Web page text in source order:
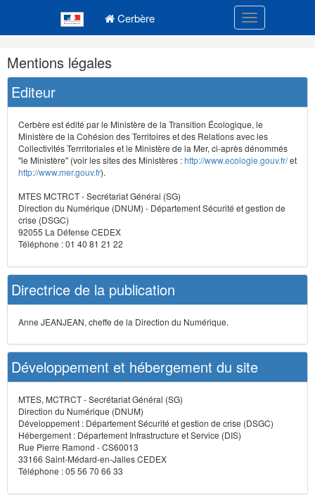
Cerbère Toggle
Navigation
et
outils
annexes
Mentions légales
Editeur
Cerbère est édité par le Ministère de la Transition Écologique, le
Ministère de la Cohésion des Territoires et des Relations avec les
Collectivités Terrritoriales et le Ministère de la Mer, ci-après dénommés
"le Ministère" (voir les sites des Ministères :http://www.ecologie.gouv.fr/et
http://www.mer.gouv.fr).
MTES MCTRCT - Secrétariat Général (SG)
Direction du Numérique (DNUM) - Département Sécurité et gestion de
crise (DSGC)
92055 La Défense CEDEX
Téléphone : 01 40 81 21 22
Directrice de la publication
Anne JEANJEAN, cheffe de la Direction du Numérique.
Développement et hébergement du site
MTES, MCTRCT - Secrétariat Général (SG)
Direction du Numérique (DNUM)
Développement : Département Sécurité et gestion de crise (DSGC)
Hébergement : Département Infrastructure et Service (DIS)
Rue Pierre Ramond - CS60013
33166 Saint-Médard-en-Jalles CEDEX
Téléphone : 05 56 70 66 33